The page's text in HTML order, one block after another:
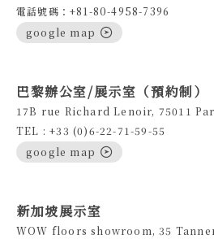
電話號碼：+81-80-4958-7396
google map
巴黎辦公室/展示室（預約制）
17B rue Richard Lenoir, 75011
TEL : +33 (0)6-22-71-59-55
google map
新加坡展示室
WOW floors showroom, 35